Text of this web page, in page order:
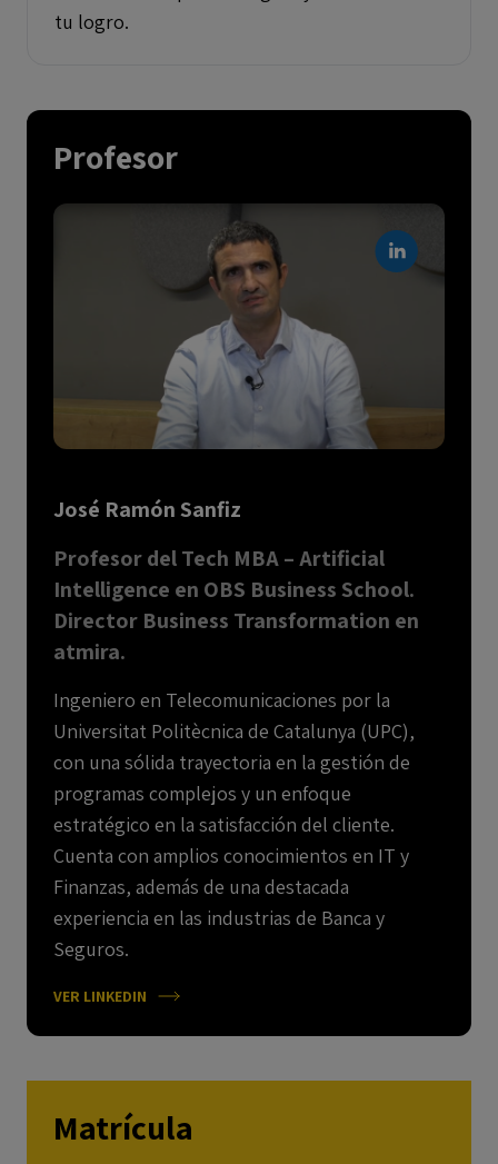
tu logro.
Profesor
José Ramón Sanfiz
Profesor del Tech MBA – Artificial
Intelligence en OBS Business School.
Director Business Transformation en
atmira.
Ingeniero en Telecomunicaciones por la
Universitat Politècnica de Catalunya (UPC),
con una sólida trayectoria en la gestión de
programas complejos y un enfoque
estratégico en la satisfacción del cliente.
Cuenta con amplios conocimientos en IT y
Finanzas, además de una destacada
experiencia en las industrias de Banca y
Seguros.
VER LINKEDIN
Matrícula